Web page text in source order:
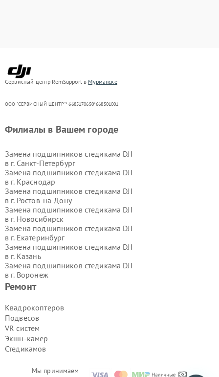
Сервисный центр RemSupport в Мурманске
ООО "СЕРВИСНЫЙ ЦЕНТР"* 6685170650*668501001
Мы принимаем
Ремонт
Квадрокоптеров
Подвесов
VR систем
Экшн-камер
Стедикамов
Филиалы в Вашем городе
Замена подшипников стедикама DJI
в г. Санкт-Петербург
Замена подшипников стедикама DJI
в г. Краснодар
Замена подшипников стедикама DJI
в г. Ростов-на-Дону
Замена подшипников стедикама DJI
в г. Новосибирск
Замена подшипников стедикама DJI
в г. Екатеринбург
Замена подшипников стедикама DJI
в г. Казань
Замена подшипников стедикама DJI
в г. Воронеж
Замена подшипников стедикама DJI
Замена подшипников стедикама DJI
в г.Самара
Замена подшипников стедикама DJI
в г.Пермь
Замена подшипников стедикама DJI
в г.Красноярск
Ижевск